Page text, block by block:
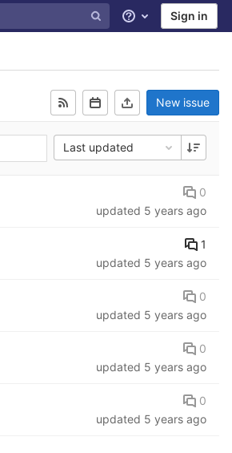
Help Sign in
New issue
Last updated
0
updated 5 years ago
1
updated 5 years ago
0
updated 5 years ago
0
updated 5 years ago
0
updated 5 years ago